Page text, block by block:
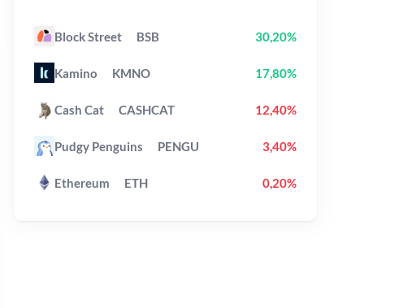
Block Street BSB 30,20%
Kamino KMNO 17,80%
Cash Cat CASHCAT 12,40%
Pudgy Penguins PENGU 3,40%
Ethereum ETH 0,20%